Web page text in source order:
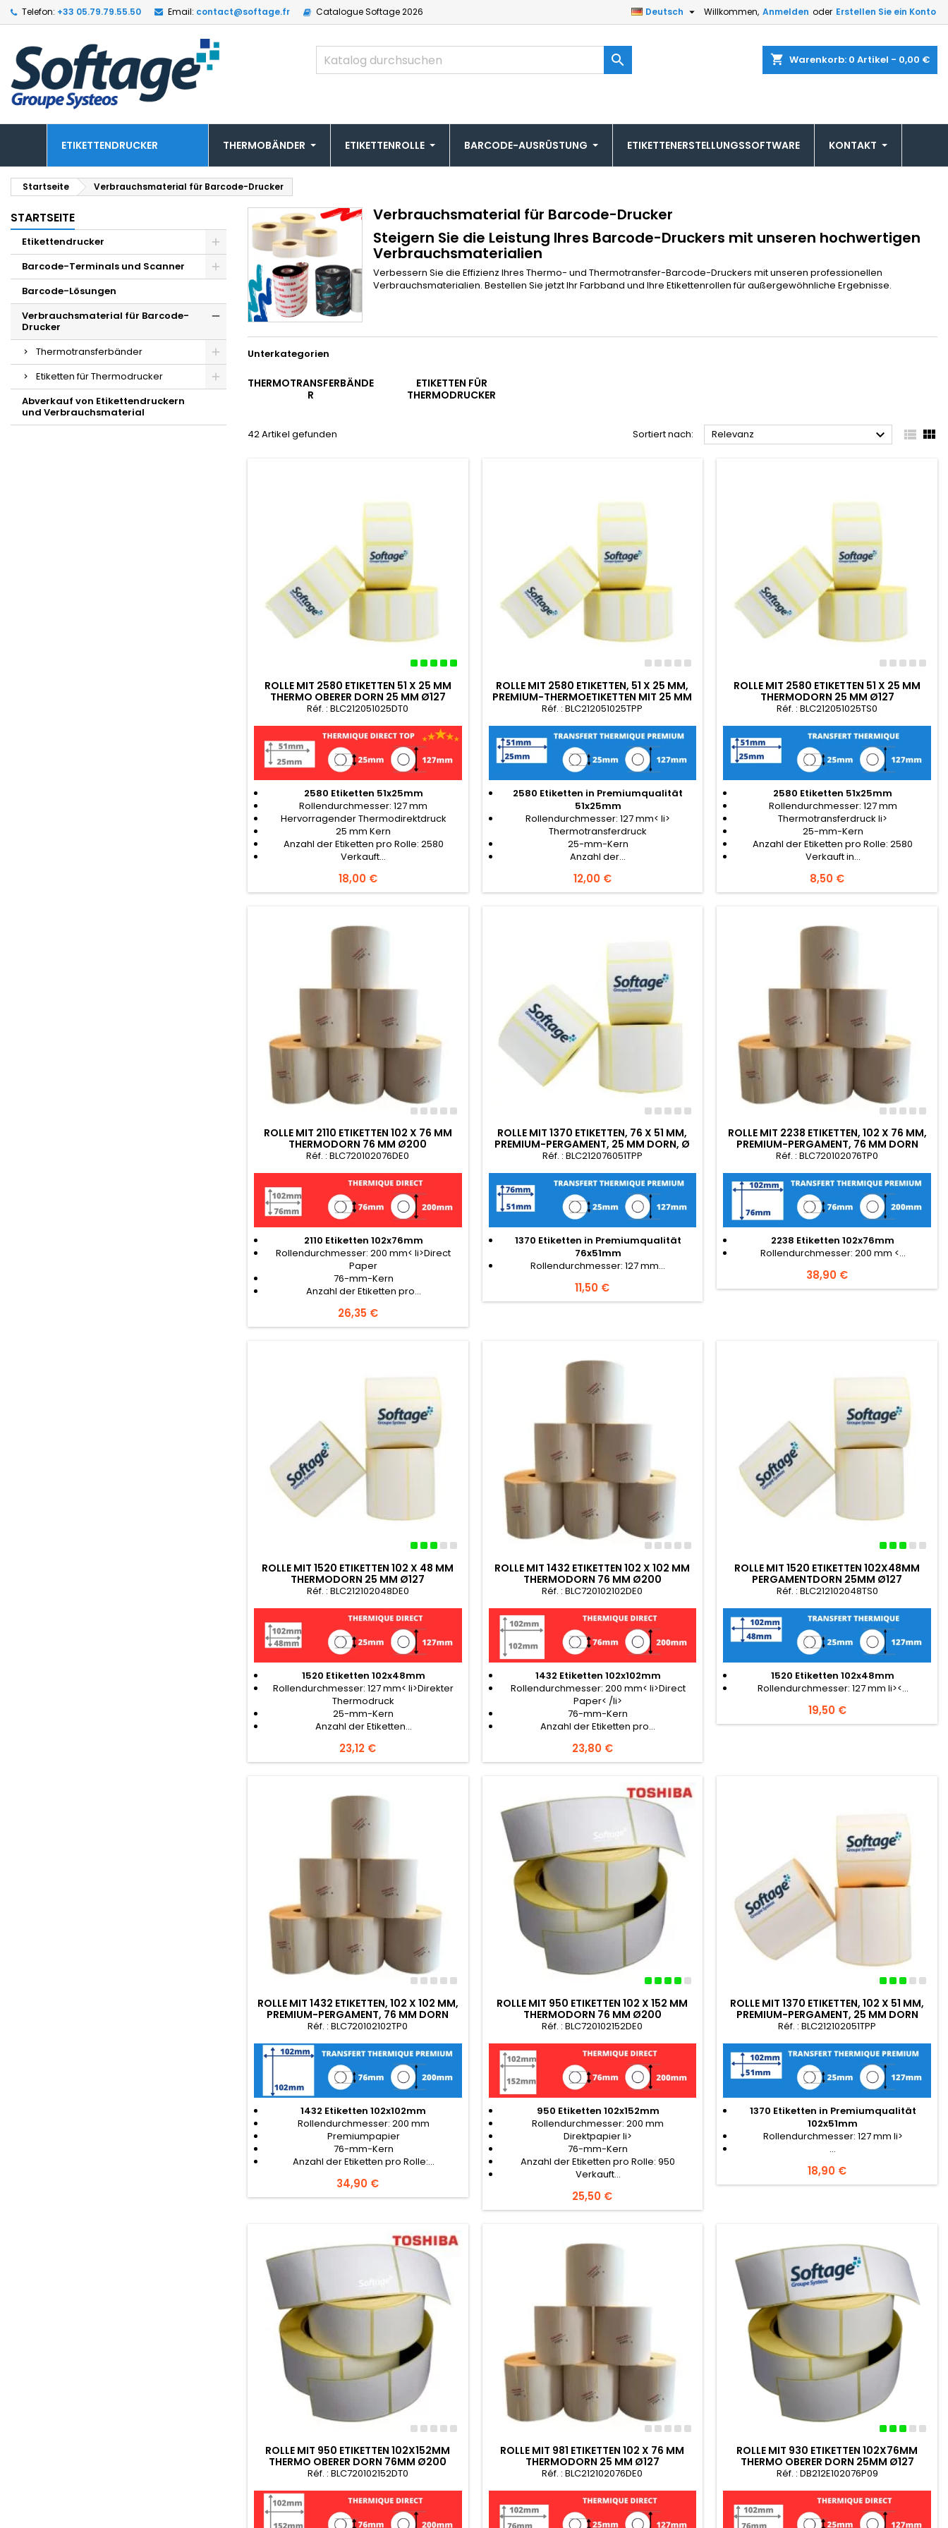
Telefon: +33 05.79.79.55.50 Email: contact@softage.fr CatalogueSoftage 2026 Willkommen, Anmelden oder Erstellen Sie ein Konto
Deutsch 
shopping_cart Warenkorb: 0 Artikel - 0,00 €

ETIKETTENDRUCKER THERMOBÄNDER ETIKETTENROLLE BARCODE-AUSRÜSTUNG ETIKETTENERSTELLUNGSSOFTWARE KONTAKT
Startseite Verbrauchsmaterial für Barcode-Drucker
STARTSEITE
Etikettendrucker
Barcode-Terminals und Scanner
Barcode-Lösungen
Verbrauchsmaterial für Barcode-
Drucker
Thermotransferbänder
Etiketten für Thermodrucker
Abverkauf von Etikettendruckern
und Verbrauchsmaterial
Verbrauchsmaterial für Barcode-Drucker
Steigern Sie die Leistung Ihres Barcode-Druckers mit unseren hochwertigen
Verbrauchsmaterialien
Verbessern Sie die Effizienz Ihres Thermo- und Thermotransfer-Barcode-Druckers mit unseren professionellen
Verbrauchsmaterialien. Bestellen Sie jetzt Ihr Farbband und Ihre Etikettenrollen für außergewöhnliche Ergebnisse.
Unterkategorien
THERMOTRANSFERBÄNDE
R
ETIKETTEN FÜR
THERMODRUCKER
42 Artikel gefunden Sortiert nach: Relevanz   
ROLLE MIT 2580 ETIKETTEN 51 X 25 MM
THERMO OBERER DORN 25 MM Ø127
Réf. : BLC212051025DT0
2580 Etiketten 51x25mm
Rollendurchmesser: 127 mm
Hervorragender Thermodirektdruck
25 mm Kern
Anzahl der Etiketten pro Rolle: 2580
Verkauft...
Preis
18,00 €
ROLLE MIT 2580 ETIKETTEN, 51 X 25 MM,
PREMIUM-THERMOETIKETTEN MIT 25 MM
DORN
Réf. : BLC212051025TPP
2580 Etiketten in Premiumqualität
51x25mm
Rollendurchmesser: 127 mm< li>
Thermotransferdruck
25-mm-Kern
Anzahl der...
Preis
12,00 €
ROLLE MIT 2580 ETIKETTEN 51 X 25 MM
THERMODORN 25 MM Ø127
Réf. : BLC212051025TS0
2580 Etiketten 51x25mm
Rollendurchmesser: 127 mm
Thermotransferdruck li>
25-mm-Kern
Anzahl der Etiketten pro Rolle: 2580
Verkauft in...
Preis
8,50 €
ROLLE MIT 2110 ETIKETTEN 102 X 76 MM
THERMODORN 76 MM Ø200
Réf. : BLC720102076DE0
2110 Etiketten 102x76mm
Rollendurchmesser: 200 mm< li>Direct
Paper
76-mm-Kern
Anzahl der Etiketten pro...
Preis
26,35 €
ROLLE MIT 1370 ETIKETTEN, 76 X 51 MM,
PREMIUM-PERGAMENT, 25 MM DORN, Ø
127 MM
Réf. : BLC212076051TPP
1370 Etiketten in Premiumqualität
76x51mm
Rollendurchmesser: 127 mm...
Preis
11,50 €
ROLLE MIT 2238 ETIKETTEN, 102 X 76 MM,
PREMIUM-PERGAMENT, 76 MM DORN
Ø200
Réf. : BLC720102076TP0
2238 Etiketten 102x76mm
Rollendurchmesser: 200 mm <...
Preis
38,90 €
ROLLE MIT 1520 ETIKETTEN 102 X 48 MM
THERMODORN 25 MM Ø127
Réf. : BLC212102048DE0
1520 Etiketten 102x48mm
Rollendurchmesser: 127 mm< li>Direkter
Thermodruck
25-mm-Kern
Anzahl der Etiketten...
Preis
23,12 €
ROLLE MIT 1432 ETIKETTEN 102 X 102 MM
THERMODORN 76 MM Ø200
Réf. : BLC720102102DE0
1432 Etiketten 102x102mm
Rollendurchmesser: 200 mm< li>Direct
Paper< /li>
76-mm-Kern
Anzahl der Etiketten pro...
Preis
23,80 €
ROLLE MIT 1520 ETIKETTEN 102X48MM
PERGAMENTDORN 25MM Ø127
Réf. : BLC212102048TS0
1520 Etiketten 102x48mm
Rollendurchmesser: 127 mm li><...
Preis
19,50 €
ROLLE MIT 1432 ETIKETTEN, 102 X 102 MM,
PREMIUM-PERGAMENT, 76 MM DORN
Ø200
Réf. : BLC720102102TP0
1432 Etiketten 102x102mm
Rollendurchmesser: 200 mm
Premiumpapier
76-mm-Kern
Anzahl der Etiketten pro Rolle:...
Preis
34,90 €
ROLLE MIT 950 ETIKETTEN 102 X 152 MM
THERMODORN 76 MM Ø200
Réf. : BLC720102152DE0
950 Etiketten 102x152mm
Rollendurchmesser: 200 mm
Direktpapier li>
76-mm-Kern
Anzahl der Etiketten pro Rolle: 950
Verkauft...
Preis
25,50 €
ROLLE MIT 1370 ETIKETTEN, 102 X 51 MM,
PREMIUM-PERGAMENT, 25 MM DORN
Ø127
Réf. : BLC212102051TPP
1370 Etiketten in Premiumqualität
102x51mm
Rollendurchmesser: 127 mm li>
...
Preis
18,90 €
ROLLE MIT 950 ETIKETTEN 102X152MM
THERMO OBERER DORN 76MM Ø200
Réf. : BLC720102152DT0
ROLLE MIT 981 ETIKETTEN 102 X 76 MM
THERMODORN 25 MM Ø127
Réf. : BLC212102076DE0
ROLLE MIT 930 ETIKETTEN 102X76MM
THERMO OBERER DORN 25MM Ø127
Réf. : DB212E102076P09